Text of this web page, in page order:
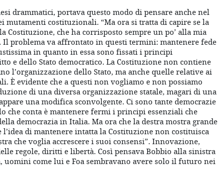
drammatici, portava questo modo di pensare anche nel
costituzionali. “Ma ora si tratta di capire se la
Costituzione, che ha corrisposto sempre un po’ alla mia
problema va affrontato in questi termini: mantenere fede
in quanto in essa sono fissati i principi
e dello Stato democratico. La Costituzione non contiene
l’organizzazione dello Stato, ma anche quelle relative ai
È evidente che a questi non vogliamo e non possiamo
di una diversa organizzazione statale, magari di una
una modifica sconvolgente. Ci sono tante democrazie
che conta è mantenere fermi i principi essenziali che
democrazia in Italia. Ma ora che la destra mostra grande
di mantenere intatta la Costituzione non costituisca
che voglia accrescere i suoi consensi”. Innovazione,
regole, diritti e libertà. Così pensava Bobbio alla sinistra
uomini come lui e Foa sembravano avere solo il futuro nei